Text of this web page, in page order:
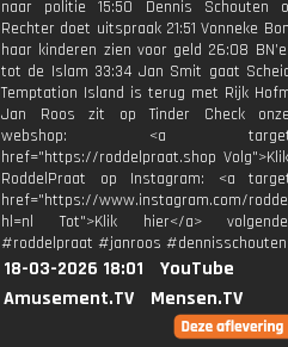
naar politie 15:50 Dennis Schouten
Rechter doet uitspraak 21:51 Vonneke
haar kinderen zien voor geld 26:08
tot de Islam 33:34 Jan Smit gaat
Temptation Island is terug met Rijk
Jan Roos zit op Tinder Check
webshop: <a
href="https://roddelpraat.shop
RoddelPraat op Instagram: <a
href="https://www.instagram.com/
hl=nl Tot">Klik hier</a>
#roddelpraat #janroos #dennisschouten
18-03-2026 18:01
YouTube
Amusement.TV
Mensen.TV